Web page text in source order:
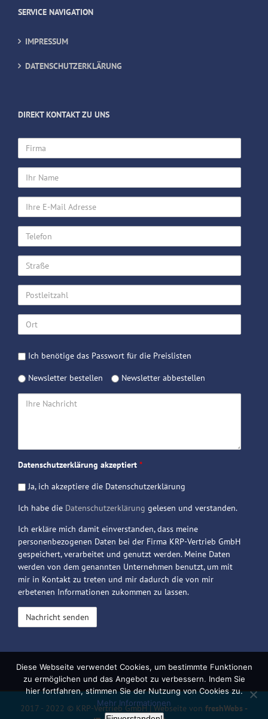
SERVICE NAVIGATION
IMPRESSUM
DATENSCHUTZERKLÄRUNG
DIREKT KONTAKT ZU UNS
Firma
Ihr
Name
Ihre
E-
Mail
Adresse
Telefon
Straße
Postleitzahl
Ort
Passwort
Ich benötige das Passwort für die Preislisten
Newsletter
Newsletter bestellen
Newsletter abbestellen
Ihre
Datenschutzerklärung akzeptiert *
Ja, ich akzeptiere die Datenschutzerklärung
Ich habe die Datenschutzerklärung gelesen und verstanden.
Ich erkläre mich damit einverstanden, dass meine
personenbezogenen Daten bei der Firma KRP-Vertrieb GmbH
gespeichert, verarbeitet und genutzt werden. Meine Daten
werden von dem genannten Unternehmen benutzt, um mit
mir in Kontakt zu treten und mir dadurch die von mir
erbetenen Informationen zukommen zu lassen.
2017 - 2022 © KRP-Vertrieb GmbH | Webseite von freshWebs -
Diese Webseite verwendet Cookies, um bestimmte Funktionen
zu ermöglichen und das Angebot zu verbessern. Indem Sie
hier fortfahren, stimmen Sie der Nutzung von Cookies zu.
Mehr Informationen